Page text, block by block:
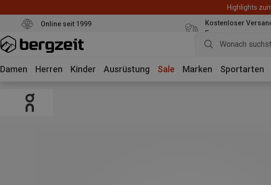
Highlights
Online seit 1999
Kostenloser
Euro
Damen Herren Kinder Ausrüstung Sale Marken Sportarten